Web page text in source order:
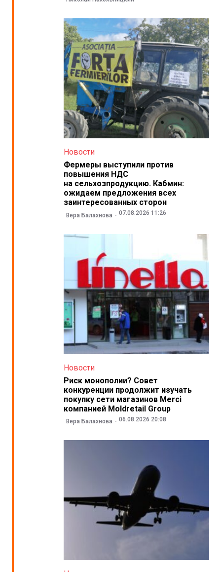
Новости
Фермеры выступили против
повышения НДС
на сельхозпродукцию. Кабмин:
ожидаем предложения всех
заинтересованных сторон
Вера Балахнова 07.08.2026 11:26
Новости
Риск монополии? Совет
конкуренции продолжит изучать
покупку сети магазинов Merci
компанией Moldretail Group
Вера Балахнова 06.08.2026 20:08